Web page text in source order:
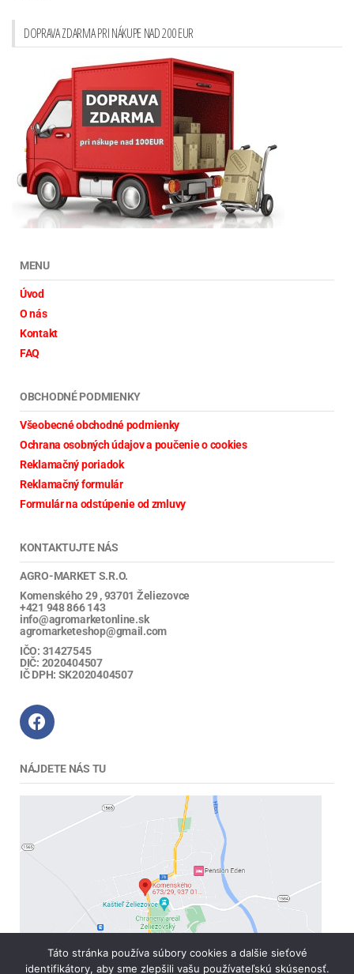
DOPRAVA ZDARMA PRI NÁKUPE NAD 200 EUR
MENU
Úvod
O nás
Kontakt
FAQ
OBCHODNÉ PODMIENKY
Všeobecné obchodné podmienky
Ochrana osobných údajov a poučenie o cookies
Reklamačný poriadok
Reklamačný formulár
Formulár na odstúpenie od zmluvy
KONTAKTUJTE NÁS
AGRO-MARKET S.R.O.
Komenského 29 , 93701 Želiezovce
+421 948 866 143
info@agromarketonline.sk
agromarketeshop@gmail.com
IČO: 31427545
DIČ: 2020404507
IČ DPH: SK2020404507
NÁJDETE NÁS TU
Táto stránka používa súbory cookies a dalšie sieťové
identifikátory, aby sme zlepšili vašu používateľskú skúsenosť.